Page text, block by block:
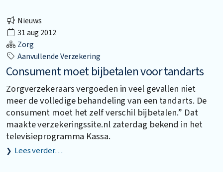
Nieuws
31 aug 2012
Zorg
Aanvullende Verzekering
Consument moet bijbetalen voor tandarts
Zorgverzekeraars vergoeden in veel gevallen niet
meer de volledige behandeling van een tandarts. De
consument moet het zelf verschil bijbetalen.” Dat
maakte verzekeringssite.nl zaterdag bekend in het
televisieprogramma Kassa.
Lees verder…